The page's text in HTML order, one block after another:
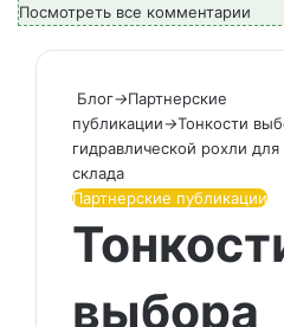
Посмотреть все комментарии